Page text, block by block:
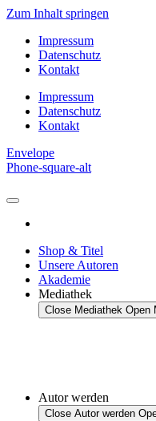
Zum Inhalt springen
Impressum
Datenschutz
Kontakt
Impressum
Datenschutz
Kontakt
Envelope
Phone-square-alt
Shop & Titel
Unsere Autoren
Akademie
Mediathek
Close Mediathek Open
Autor werden
Close Autor werden